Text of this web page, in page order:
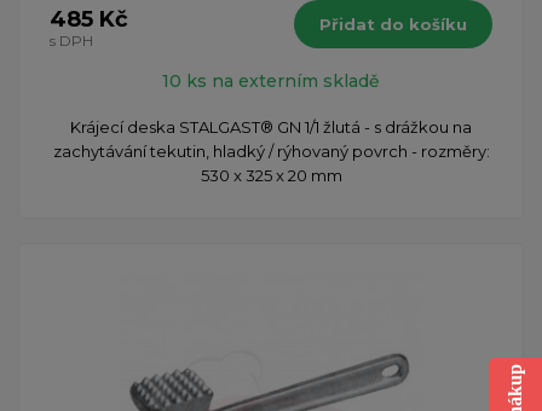
485 Kč
s DPH
Přidat do košíku
10 ks na externím skladě
Krájecí deska STALGAST® GN 1/1 žlutá - s drážkou na
zachytávání tekutin, hladký / rýhovaný povrch - rozměry:
530 x 325 x 20 mm